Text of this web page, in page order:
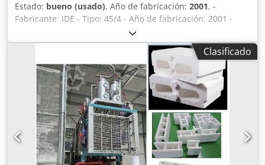
Estado: bueno (usado), Año de fabricación: 2001, -
Fabricante: IDE - Tipo: 45/4 - Año de fabricación: 2001 -
Monovis Ø45mm 25LD - Mando analógico derecho - Perfil
del tornillo: PVC Credpfxsuhpiys Aagsf - 4 zonas de
calentamiento en el cilindro - 4 zonas de calentamiento de
la herramienta - Potencia del motor: 8,5kW - Hasta 60kg/h
Buen estado, máquina muy limpia
Clasificado